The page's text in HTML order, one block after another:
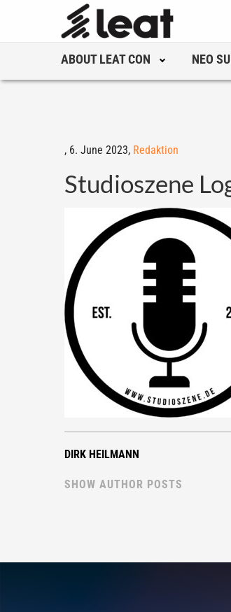
ABOUT LEAT CON NEO
, 6. June 2023, Redaktion
Studioszene
DIRK HEILMANN
SHOW AUTHOR POSTS